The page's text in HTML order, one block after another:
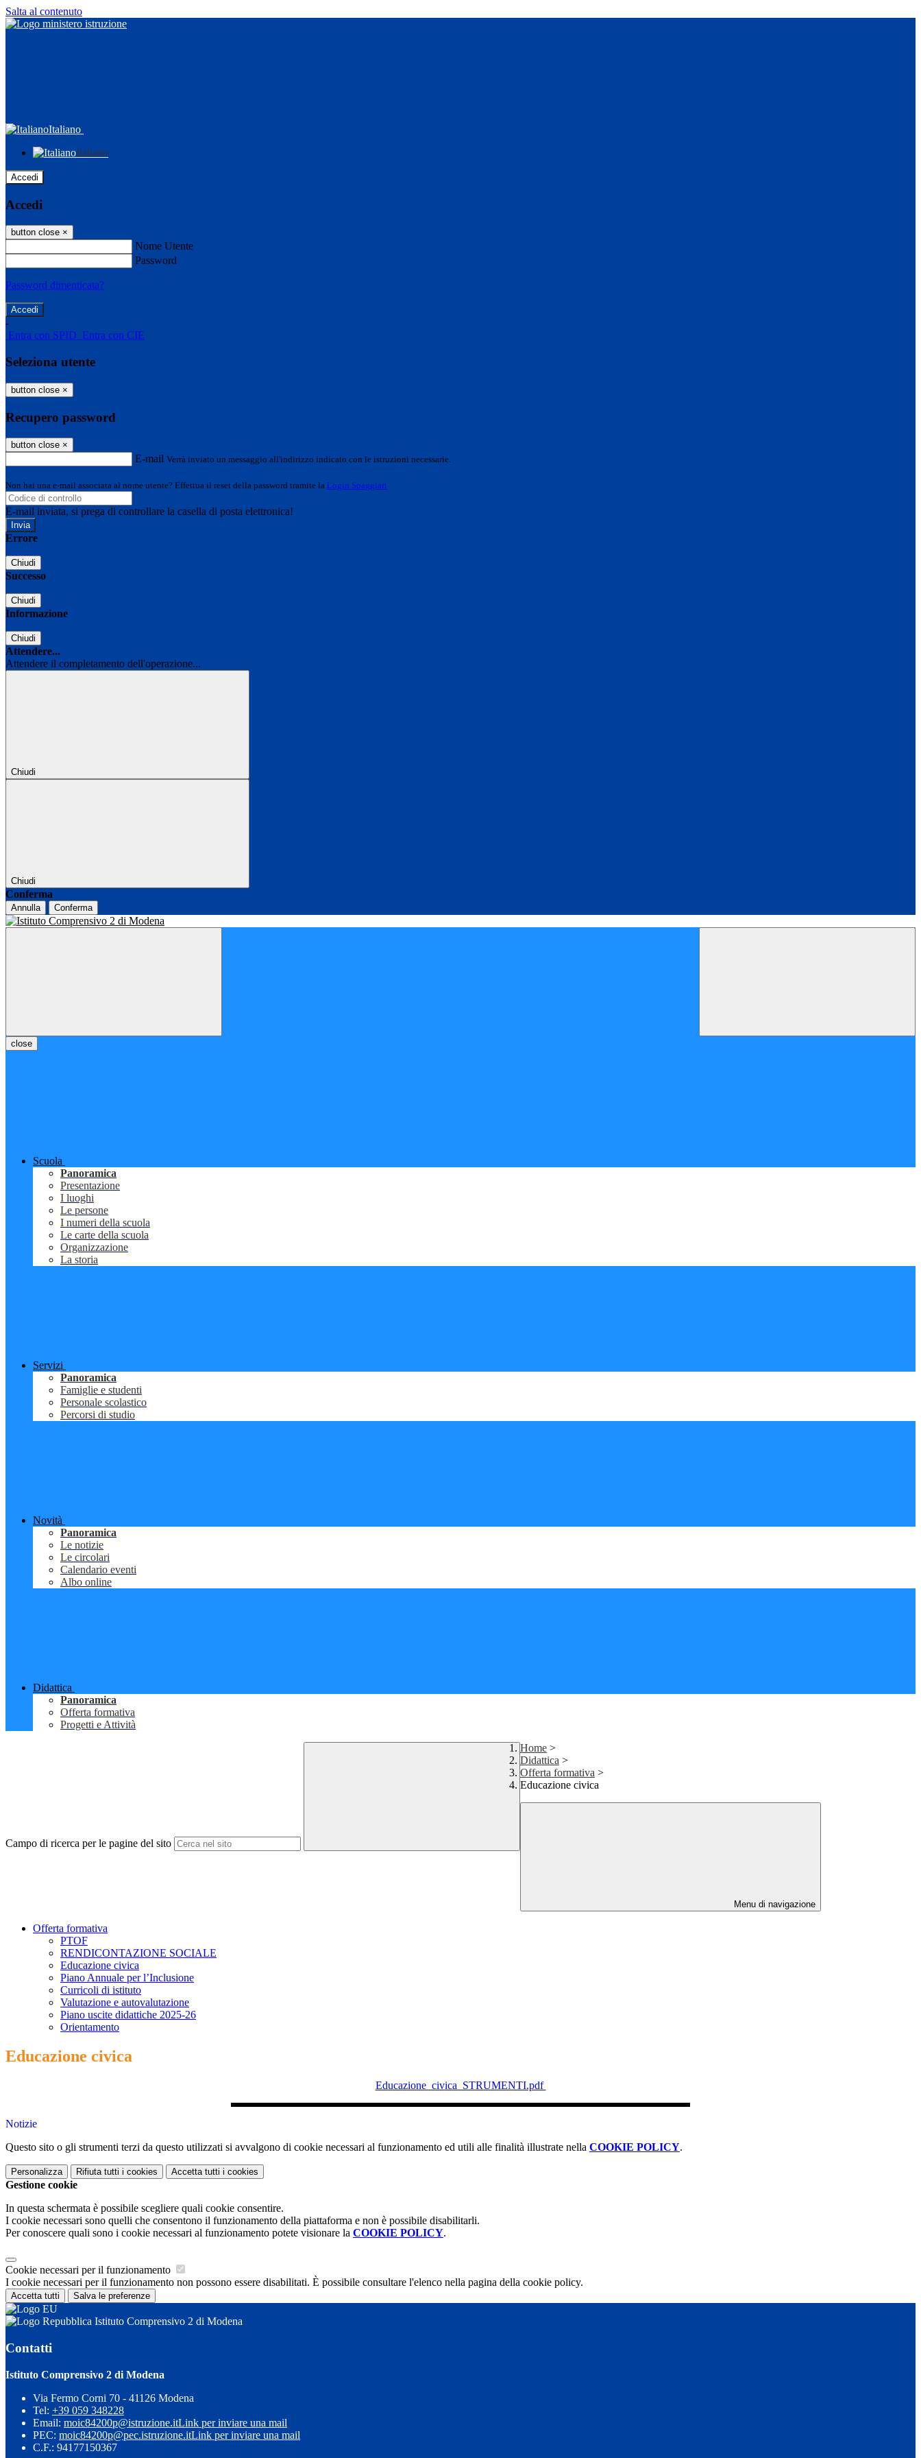
Salta al contenuto
Italiano
Italiano
Accedi
Accedi
button close ×
Nome Utente
Password
Password dimenticata?
-
Entra con SPID Entra con CIE
Seleziona utente
button close ×
Recupero password
button close ×
E-mail Verrà inviato un messaggio all'indirizzo indicato con le istruzioni necessarie.
Non hai una e-mail associata al nome utente? Effettua il reset della password tramite la Login Spaggiari
E-mail inviata, si prega di controllare la casella di posta elettronica!
Errore
Chiudi
Successo
Chiudi
Informazione
Chiudi
Attendere...
Attendere il completamento dell'operazione...
Chiudi
Chiudi
Conferma
Annulla Conferma
close
Scuola
Panoramica
Presentazione
I luoghi
Le persone
I numeri della scuola
Le carte della scuola
Organizzazione
La storia
Servizi
Panoramica
Famiglie e studenti
Personale scolastico
Percorsi di studio
Novità
Panoramica
Le notizie
Le circolari
Calendario eventi
Albo online
Didattica
Panoramica
Offerta formativa
Progetti e Attività
Campo di ricerca per le pagine del sito
Home >
Didattica >
Offerta formativa >
Educazione civica
Menu di navigazione
Offerta formativa
PTOF
RENDICONTAZIONE SOCIALE
Educazione civica
Piano Annuale per l’Inclusione
Curricoli di istituto
Valutazione e autovalutazione
Piano uscite didattiche 2025-26
Orientamento
Educazione civica
Educazione_civica_STRUMENTI.pdf
Notizie
Questo sito o gli strumenti terzi da questo utilizzati si avvalgono di cookie necessari al funzionamento ed utili alle finalità illustrate nella COOKIE POLICY.
Personalizza Rifiuta tutti i cookies Accetta tutti i cookies
Gestione cookie
In questa schermata è possibile scegliere quali cookie consentire.
I cookie necessari sono quelli che consentono il funzionamento della piattaforma e non è possibile disabilitarli.
Per conoscere quali sono i cookie necessari al funzionamento potete visionare la COOKIE POLICY.
Cookie necessari per il funzionamento
I cookie necessari per il funzionamento non possono essere disabilitati. È possibile consultare l'elenco nella pagina della cookie policy.
Accetta tutti Salva le preferenze
Istituto Comprensivo 2 di Modena
Contatti
Istituto Comprensivo 2 di Modena
Via Fermo Corni 70 - 41126 Modena
Tel: +39 059 348228
Email: moic84200p@istruzione.itLink per inviare una mail
PEC: moic84200p@pec.istruzione.itLink per inviare una mail
C.F.: 94177150367